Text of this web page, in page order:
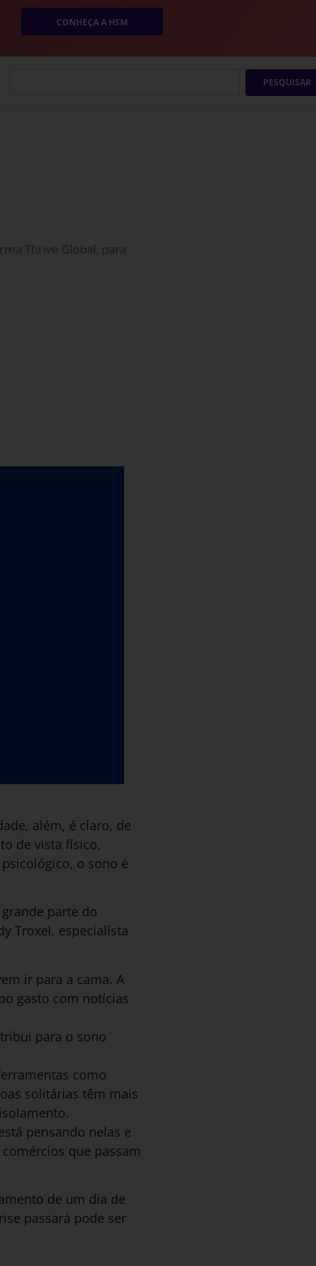
CONHEÇA A HSM
PESQUISAR
Thrive Global, para
além, é claro, de
de vista físico,
o sono é
parte do
Troxel, especialista
ir para a cama. A
gasto com notícias
para o sono
como
solitárias têm mais
pensando nelas e
que passam
de um dia de
passará pode ser